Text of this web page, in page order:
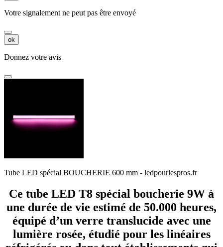
Votre signalement ne peut pas être envoyé
ok
Donnez votre avis
Tube LED spécial BOUCHERIE 600 mm - ledpourlespros.fr
Ce tube LED T8 spécial boucherie 9W à
une durée de vie estimé de 50.000 heures,
équipé d’un verre translucide avec une
lumière rosée, étudié pour les linéaires